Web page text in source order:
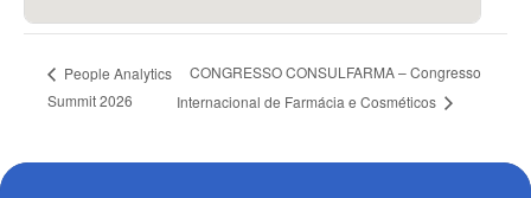
People Analytics
Summit 2026
CONGRESSO CONSULFARMA – Congresso
Internacional de Farmácia e Cosméticos